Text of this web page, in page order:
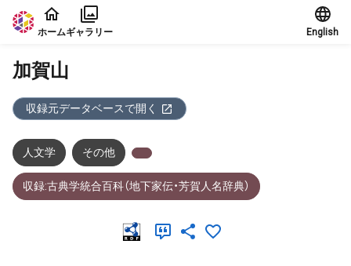
本文に飛ぶ
ホームギャラリー English
加賀山
収録元データベースで開く
人文学 その他
収録:古典学統合百科（地下家伝・芳賀人名辞典）